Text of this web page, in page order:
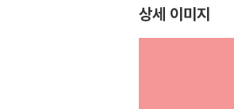
상세 이미지